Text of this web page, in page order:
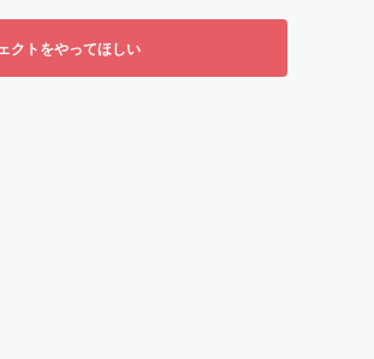
クトをやってほしい